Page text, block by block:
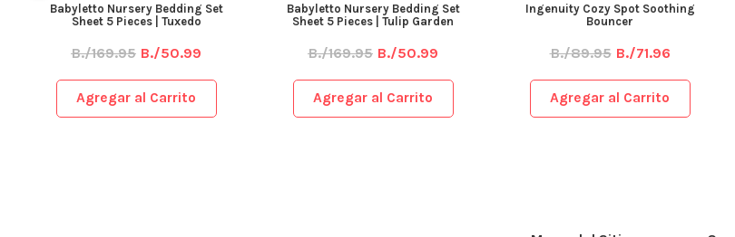
Babyletto Nursery Bedding Set
Sheet 5 Pieces | Tuxedo
B./169.95 B./50.99
Agregar al Carrito
Babyletto Nursery Bedding Set
Sheet 5 Pieces | Tulip Garden
B./169.95 B./50.99
Agregar al Carrito
Ingenuity Cozy Spot Soothing
Bouncer
B./89.95 B./71.96
Agregar al Carrito